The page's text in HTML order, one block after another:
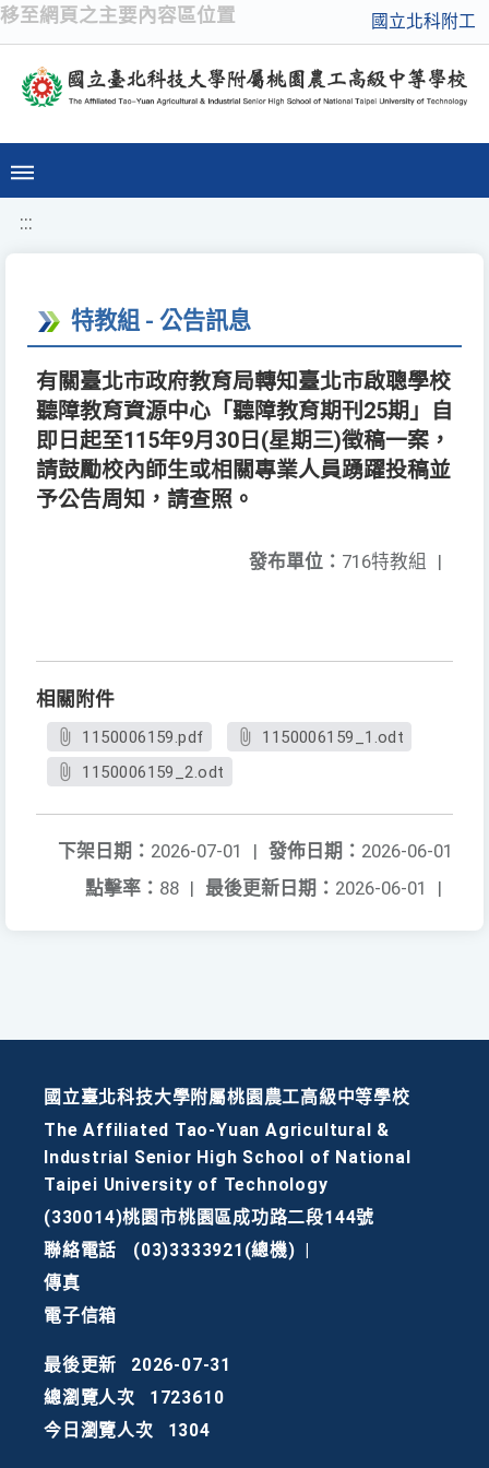
移至網頁之主要內容區位置 國立北科附工
:::
特教組 - 公告訊息
有關臺北市政府教育局轉知臺北市啟聰學校
聽障教育資源中心「聽障教育期刊25期」自
即日起至115年9月30日(星期三)徵稿一案，
請鼓勵校內師生或相關專業人員踴躍投稿並
予公告周知，請查照。
發布單位： 716特教組 |
相關附件
1150006159.pdf
1150006159_1.odt
1150006159_2.odt
發佈日期： 2026-06-01
下架日期： 2026-07-01
|
最後更新日期： 2026-06-01 |
點擊率： 88 |
國立臺北科技大學附屬桃園農工高級中等學校
The Affiliated Tao-Yuan Agricultural &
Industrial Senior High School of National
Taipei University of Technology
(330014)桃園市桃園區成功路二段144號
聯絡電話
(03)3333921(總機)
傳真
電子信箱
最後更新
2026-07-31
總瀏覽人次
1723610
今日瀏覽人次
1304